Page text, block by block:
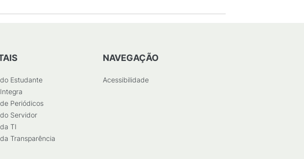
Estudante
Periódicos
Servidor
TI
Transparência
NAVEGAÇÃO
Acessibilidade